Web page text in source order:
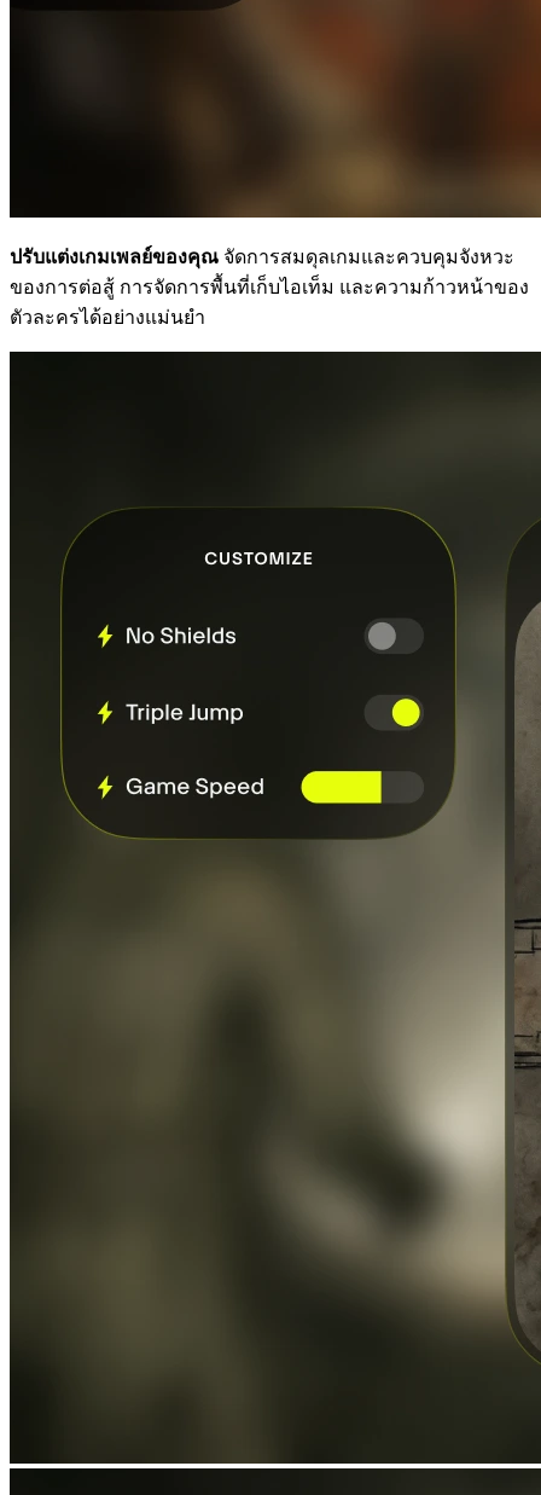
ปรับแต่งเกมเพลย์ของคุณ จัดการสมดุลเกมและควบคุมจังหวะ
ของการต่อสู้ การจัดการพื้นที่เก็บไอเท็ม และความก้าวหน้าของ
ตัวละครได้อย่างแม่นยำ